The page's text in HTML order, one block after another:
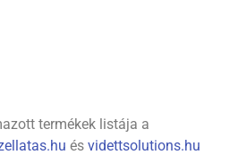
termékek listája a
és videttsolutions.hu